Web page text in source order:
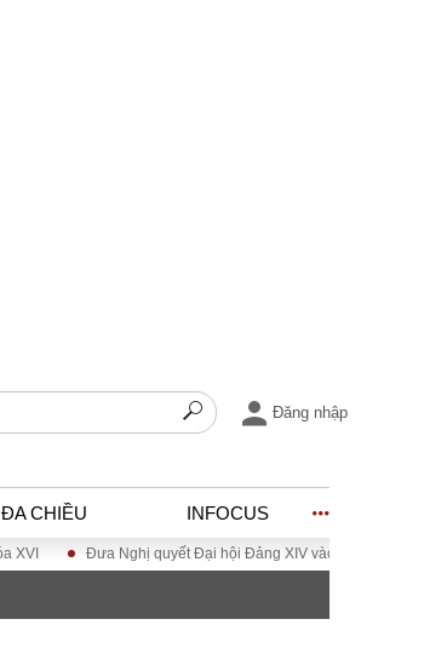
Đăng nhập
ĐA CHIỀU INFOCUS
Đưa Nghị quyết Đại hội Đảng XIV vào cuộc sống